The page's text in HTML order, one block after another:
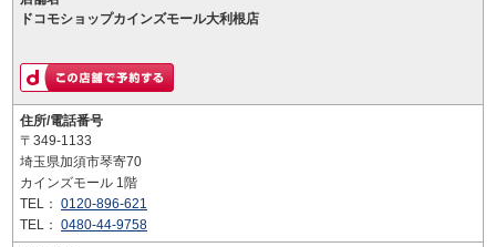
ドコモショップカインズモール大利根店
住所/電話番号
〒349-1133
埼玉県加須市琴寄70
カインズモール 1階
TEL： 0120-896-621
TEL： 0480-44-9758